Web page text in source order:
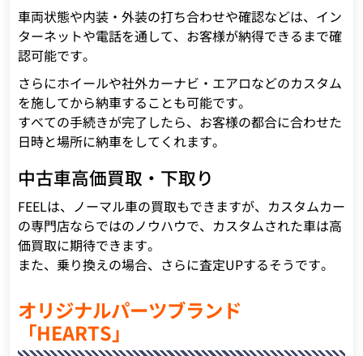
車両状態や内装・外装の打ち合わせや確認などは、イン
ターネットや電話を通して、お客様が納得できるまで確
認可能です。
さらにホイールや社外カーナビ・エアロなどのカスタム
を施してから納車することも可能です。
すべての手続きが完了したら、お客様の都合に合わせた
日時と場所に納車をしてくれます。
中古車高価買取・下取り
FEELは、ノーマル車の買取もできますが、カスタムカー
の専門店ならではのノウハウで、カスタムされた車は高
価買取に期待できます。
また、乗り換えの場合、さらに査定UPするそうです。
オリジナルパーツブランド
「HEARTS」